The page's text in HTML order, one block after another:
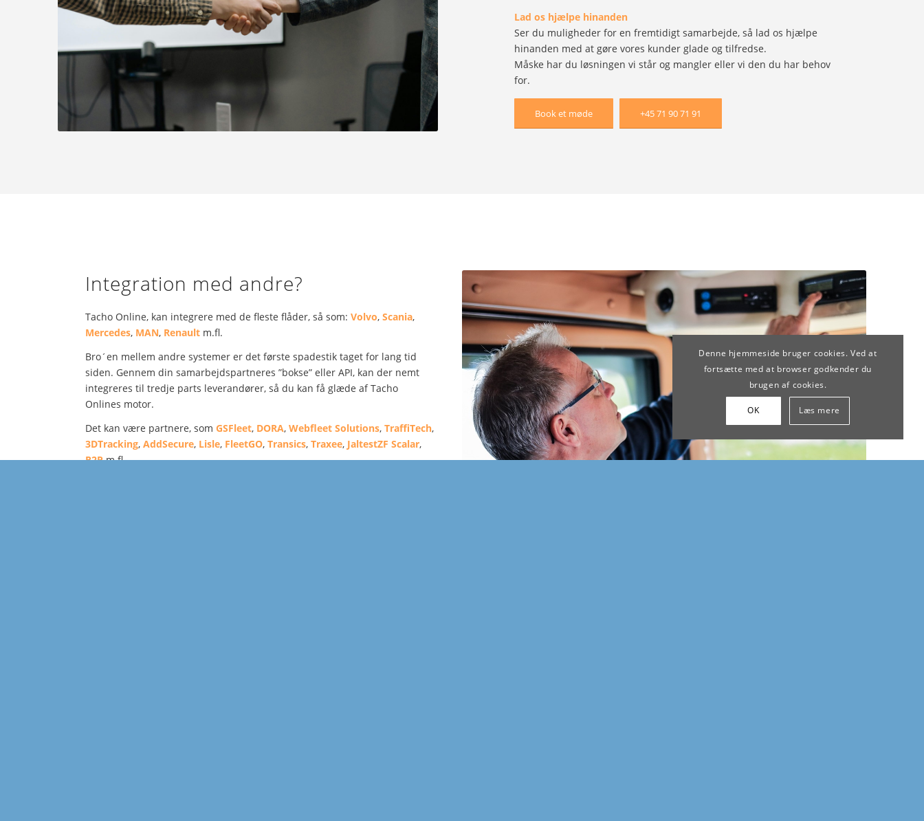
Lad os hjælpe hinanden
Ser du muligheder for en fremtidigt samarbejde, så lad os hjælpe
hinanden med at gøre vores kunder glade og tilfredse.
Måske har du løsningen vi står og mangler eller vi den du har behov
for.
Book et møde +45 71 90 71 91
Integration med andre?
Tacho Online, kan integrere med de fleste flåder, så som: Volvo, Scania,
Mercedes, MAN, Renaultm.fl.
Bro´en mellem andre systemer er det første spadestik taget for lang tid
siden. Gennem din samarbejdspartneres ”bokse” eller API, kan der nemt
integreres til tredje parts leverandører, så du kan få glæde af Tacho
Onlines motor.
Det kan være partnere, som GSFleet, DORA, Webfleet Solutions, TraffiTech,
3DTracking, AddSecure, Lisle, FleetGO, Transics, Traxee, JaltestZF Scalar,
R2Pm.fl.
Denne hjemmeside bruger cookies. Ved at
fortsætte med at browser godkender du
brugen af cookies.
OK Læs mere